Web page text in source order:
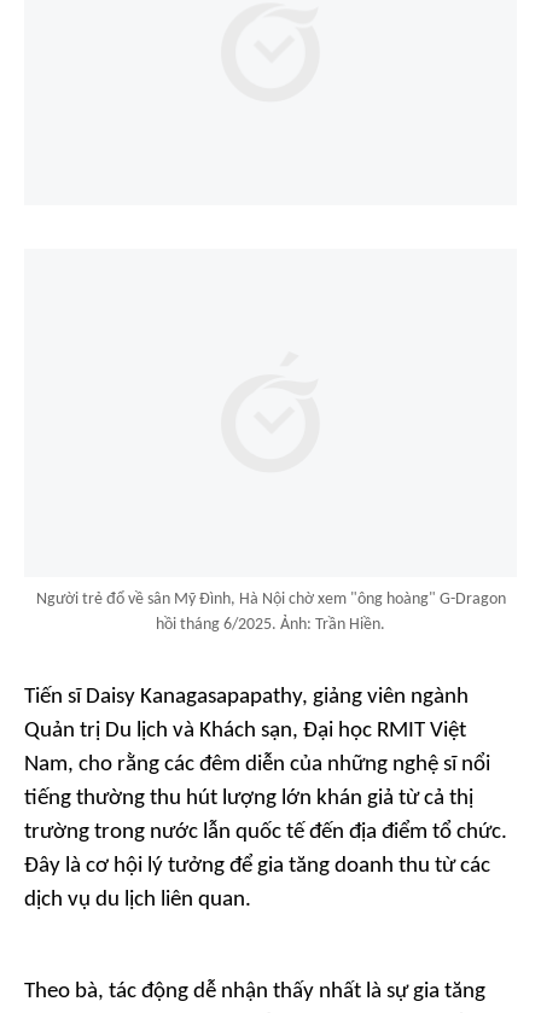
Người trẻ đổ về sân Mỹ Đình, Hà Nội chờ xem "ông hoàng" G-Dragon
hồi tháng 6/2025. Ảnh: Trần Hiền.
Tiến sĩ Daisy Kanagasapapathy, giảng viên ngành
Quản trị Du lịch và Khách sạn, Đại học RMIT Việt
Nam, cho rằng các đêm diễn của những nghệ sĩ nổi
tiếng thường thu hút lượng lớn khán giả từ cả thị
trường trong nước lẫn quốc tế đến địa điểm tổ chức.
Đây là cơ hội lý tưởng để gia tăng doanh thu từ các
dịch vụ du lịch liên quan.
Theo bà, tác động dễ nhận thấy nhất là sự gia tăng